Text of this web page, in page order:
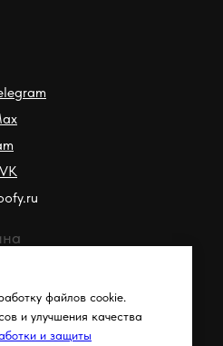
34
файлов cookie.
и улучшения качества
и защиты